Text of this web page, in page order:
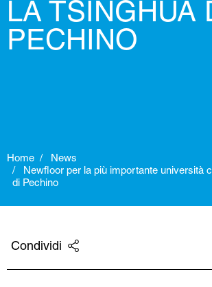
LA TSINGHUA
PECHINO
Home
News
Newfloor per la più importante università
di Pechino
Condividi